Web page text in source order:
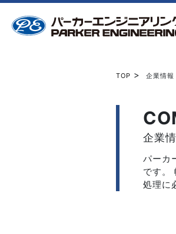
TOP > 企業情報
企業
パーカ
です。
処理に